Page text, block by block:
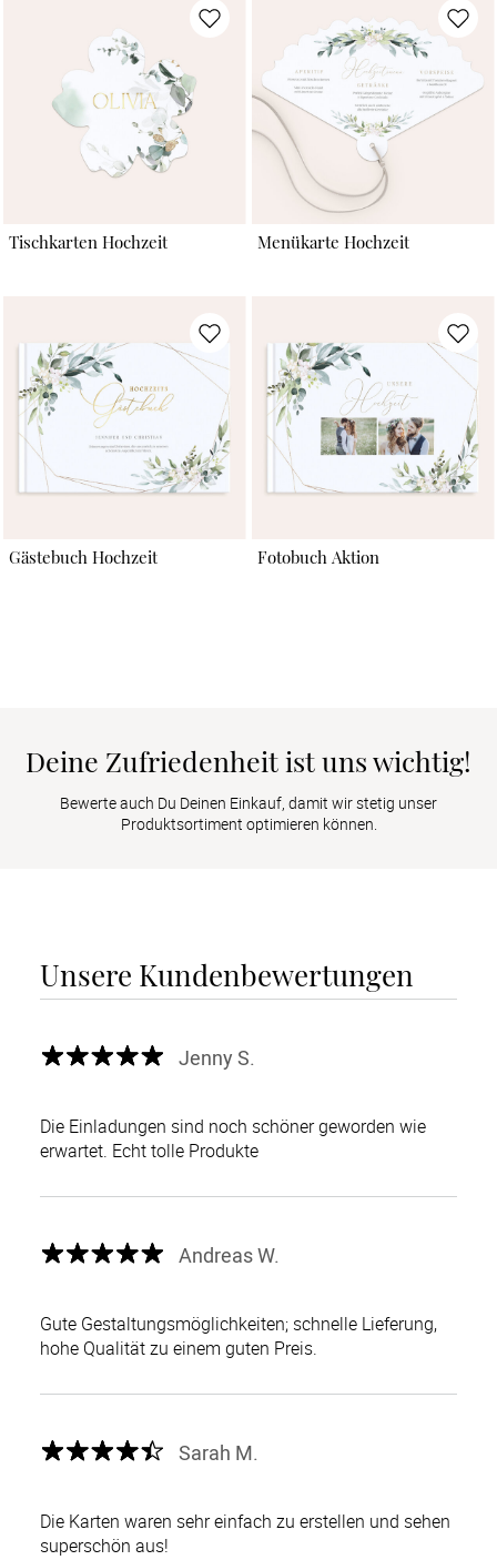
Tischkarten Hochzeit Menükarte Hochzeit
Gästebuch Hochzeit Fotobuch Aktion
Deine Zufriedenheit ist uns wichtig!
Bewerte auch Du Deinen Einkauf, damit wir stetig unser
Produktsortiment optimieren können.
Unsere Kundenbewertungen
Jenny S.
Die Einladungen sind noch schöner geworden wie
erwartet. Echt tolle Produkte
Andreas W.
Gute Gestaltungsmöglichkeiten; schnelle Lieferung,
hohe Qualität zu einem guten Preis.
Sarah M.
Die Karten waren sehr einfach zu erstellen und sehen
superschön aus!